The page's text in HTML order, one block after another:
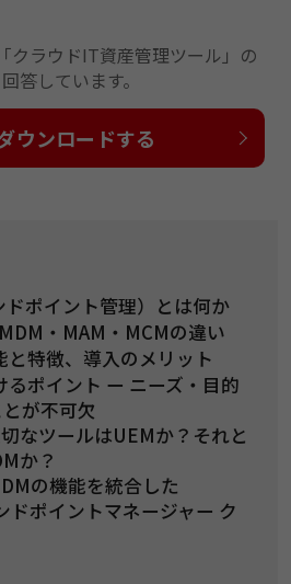
クラウドIT資産管理ツール」の
答しています。
ウンロードする
ポイント管理）とは何か
・MAM・MCMの違い
と特徴、導入のメリット
るポイント ー ニーズ・目的
が不可欠
なツールはUEMか？それと
か？
の機能を統合した
ドポイントマネージャー ク